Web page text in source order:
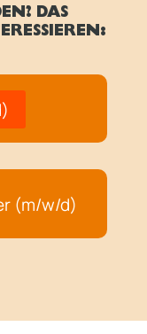
DAS
(m/w/d)